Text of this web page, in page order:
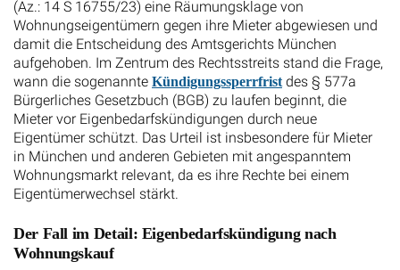
(Az.: 14 S 16755/23) eine Räumungsklage von
Wohnungseigentümern gegen ihre Mieter abgewiesen und
damit die Entscheidung des Amtsgerichts München
aufgehoben. Im Zentrum des Rechtsstreits stand die Frage,
wann die sogenannte Kündigungssperrfristdes § 577a
Bürgerliches Gesetzbuch (BGB) zu laufen beginnt, die
Mieter vor Eigenbedarfskündigungen durch neue
Eigentümer schützt. Das Urteil ist insbesondere für Mieter
in München und anderen Gebieten mit angespanntem
Wohnungsmarkt relevant, da es ihre Rechte bei einem
Eigentümerwechsel stärkt.
Der Fall im Detail: Eigenbedarfskündigung nach
Wohnungskauf